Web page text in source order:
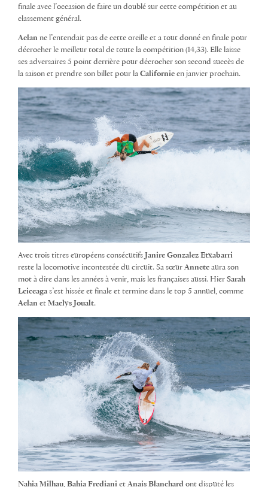
finale avec l’occasion de faire un doublé sur cette compétition et au
classement général.
Aelan ne l’entendait pas de cette oreille et a tout donné en finale pour
décrocher le meilleur total de toute la compétition (14,33). Elle laisse
ses adversaires 5 point derrière pour décrocher son second succès de
la saison et prendre son billet pour la Californie en janvier prochain.
Avec trois titres européens consécutifs Janire Gonzalez Etxabarri
reste la locomotive incontestée du circuit. Sa sœur Annete aura son
mot à dire dans les années à venir, mais les françaises aussi. Hier Sarah
Leiceaga s’est hissée et finale et termine dans le top 5 annuel, comme
Aelan et Maelys Joualt.
Nahia Milhau, Bahia Frediani et Anais Blanchard ont disputé les